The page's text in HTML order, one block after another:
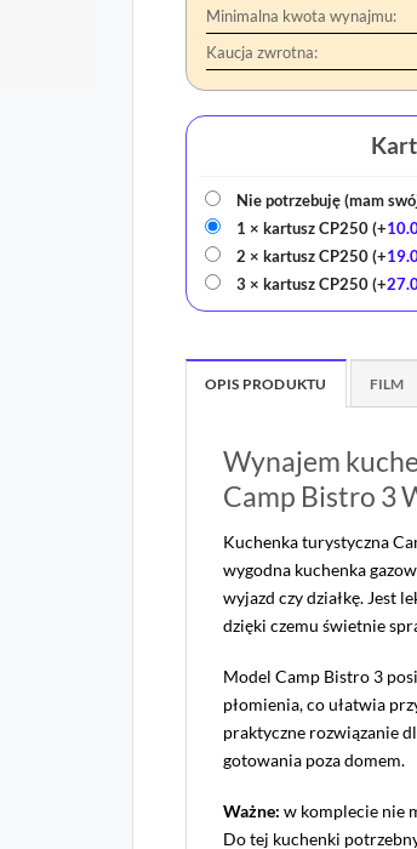
Minimalna kwota wynajmu:
Kaucja zwrotna:
Nie potrzebuję (mam
1 × kartusz CP250(+
2 × kartusz CP250(+
3 × kartusz CP250(+
OPIS PRODUKTU FILM
Wynajem
Camp Bistro 3
Kuchenka turystyczna
wygodna kuchenka
wyjazd czy działkę. Jest
dzięki czemu świetnie
Model Camp Bistro 3
płomienia, co ułatwia
praktyczne rozwiązanie
gotowania poza domem.
Ważne: w komplecie nie
Do tej kuchenki